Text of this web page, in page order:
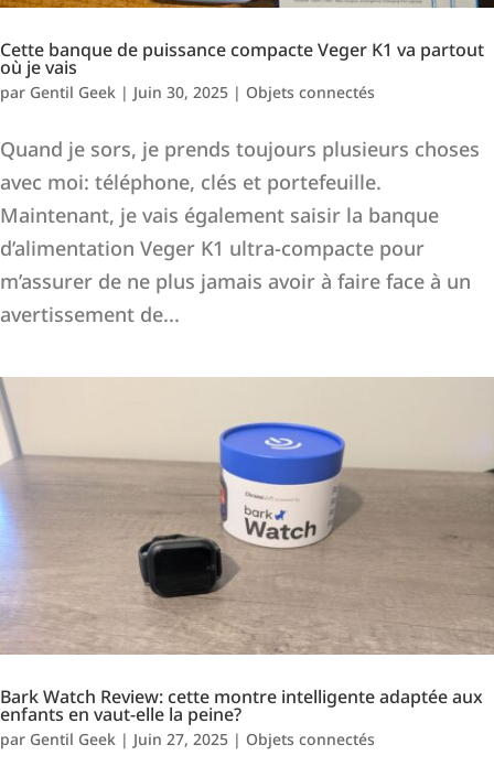
Cette banque de puissance compacte Veger K1 va partout
où je vais
par Gentil Geek | Juin 30, 2025 | Objets connectés
Quand je sors, je prends toujours plusieurs choses
avec moi: téléphone, clés et portefeuille.
Maintenant, je vais également saisir la banque
d’alimentation Veger K1 ultra-compacte pour
m’assurer de ne plus jamais avoir à faire face à un
avertissement de...
Bark Watch Review: cette montre intelligente adaptée aux
enfants en vaut-elle la peine?
par Gentil Geek | Juin 27, 2025 | Objets connectés